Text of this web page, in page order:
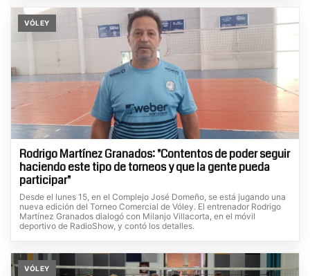
VÓLEY
Rodrigo Martínez Granados: "Contentos de poder seguir
haciendo este tipo de torneos y que la gente pueda
participar"
Desde el lunes 15, en el Complejo José Domeño, se está jugando una
nueva edición del Torneo Comercial de Vóley. El entrenador Rodrigo
Martínez Granados dialogó con Milanjo Villacorta, en el móvil
deportivo de RadioShow, y contó los detalles.
VÓLEY